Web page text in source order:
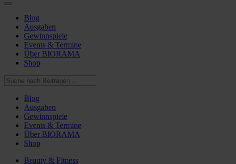
Blog
Ausgaben
Gewinnspiele
Events & Termine
Über BIORAMA
Shop
Blog
Ausgaben
Gewinnspiele
Events & Termine
Über BIORAMA
Shop
Beauty & Fitness